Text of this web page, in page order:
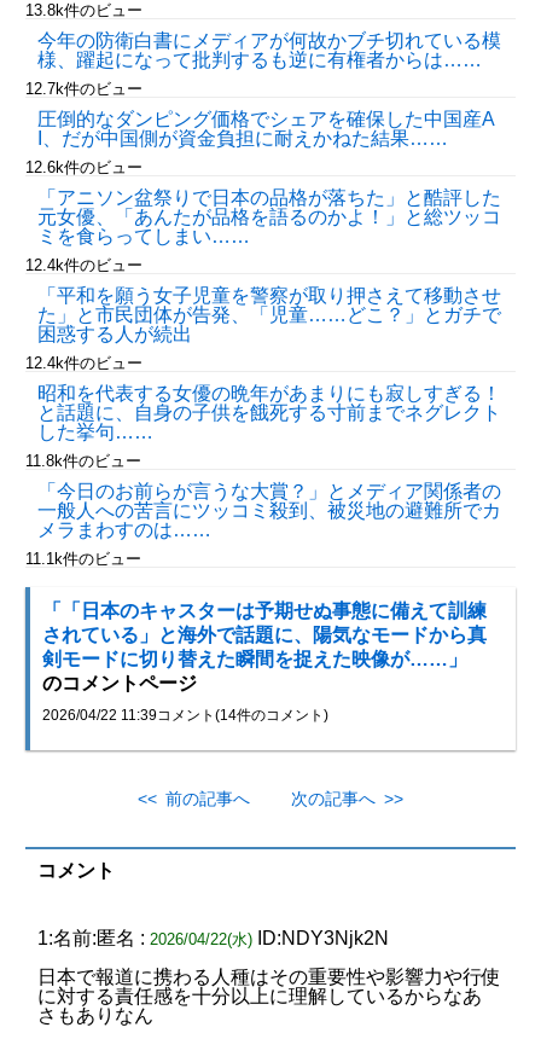
13.8k件のビュー
今年の防衛白書にメディアが何故かブチ切れている模
様、躍起になって批判するも逆に有権者からは……
12.7k件のビュー
圧倒的なダンピング価格でシェアを確保した中国産A
I、だが中国側が資金負担に耐えかねた結果……
12.6k件のビュー
「アニソン盆祭りで日本の品格が落ちた」と酷評した
元女優、「あんたが品格を語るのかよ！」と総ツッコ
ミを食らってしまい……
12.4k件のビュー
「平和を願う女子児童を警察が取り押さえて移動させ
た」と市民団体が告発、「児童……どこ？」とガチで
困惑する人が続出
12.4k件のビュー
昭和を代表する女優の晩年があまりにも寂しすぎる！
と話題に、自身の子供を餓死する寸前までネグレクト
した挙句……
11.8k件のビュー
「今日のお前らが言うな大賞？」とメディア関係者の
一般人への苦言にツッコミ殺到、被災地の避難所でカ
メラまわすのは……
11.1k件のビュー
「「日本のキャスターは予期せぬ事態に備えて訓練
されている」と海外で話題に、陽気なモードから真
剣モードに切り替えた瞬間を捉えた映像が……」
のコメントページ
2026/04/22 11:39コメント(14件のコメント)
<< 前の記事へ 次の記事へ >>
コメント
1:名前:匿名 : 2026/04/22(水)
ID:NDY3Njk2N
日本で報道に携わる人種はその重要性や影響力や行使
に対する責任感を十分以上に理解しているからなあ
さもありなん